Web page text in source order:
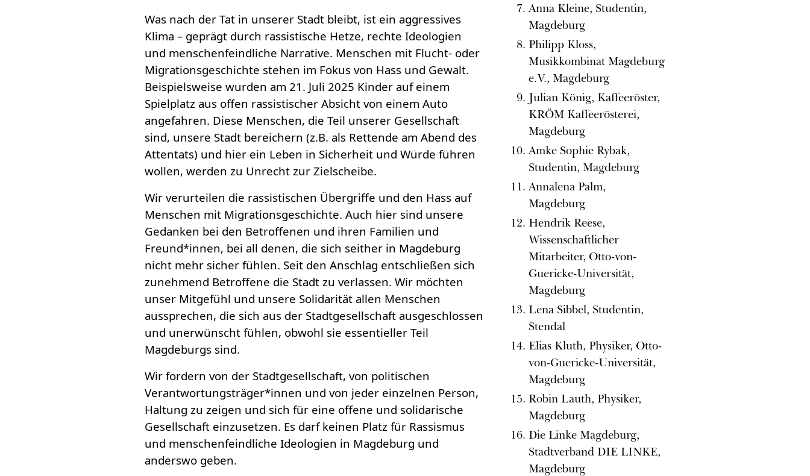
Was nach der Tat in unserer Stadt bleibt, ist ein aggressives
Klima – geprägt durch rassistische Hetze, rechte Ideologien
und menschenfeindliche Narrative. Menschen mit Flucht- oder
Migrationsgeschichte stehen im Fokus von Hass und Gewalt.
Beispielsweise wurden am 21. Juli 2025 Kinder auf einem
Spielplatz aus offen rassistischer Absicht von einem Auto
angefahren. Diese Menschen, die Teil unserer Gesellschaft
sind, unsere Stadt bereichern (z.B. als Rettende am Abend des
Attentats) und hier ein Leben in Sicherheit und Würde führen
wollen, werden zu Unrecht zur Zielscheibe.
Wir verurteilen die rassistischen Übergriffe und den Hass auf
Menschen mit Migrationsgeschichte. Auch hier sind unsere
Gedanken bei den Betroffenen und ihren Familien und
Freund*innen, bei all denen, die sich seither in Magdeburg
nicht mehr sicher fühlen. Seit den Anschlag entschließen sich
zunehmend Betroffene die Stadt zu verlassen. Wir möchten
unser Mitgefühl und unsere Solidarität allen Menschen
aussprechen, die sich aus der Stadtgesellschaft ausgeschlossen
und unerwünscht fühlen, obwohl sie essentieller Teil
Magdeburgs sind.
Wir fordern von der Stadtgesellschaft, von politischen
Verantwortungsträger*innen und von jeder einzelnen Person,
Haltung zu zeigen und sich für eine offene und solidarische
Gesellschaft einzusetzen. Es darf keinen Platz für Rassismus
und menschenfeindliche Ideologien in Magdeburg und
anderswo geben.
Anna Kleine, Studentin,
Magdeburg
Philipp Kloss,
Musikkombinat Magdeburg
e.V., Magdeburg
Julian König, Kaffeeröster,
KRÖM Kaffeerösterei,
Magdeburg
Amke Sophie Rybak,
Studentin, Magdeburg
Annalena Palm,
Magdeburg
Hendrik Reese,
Wissenschaftlicher
Mitarbeiter, Otto-von-
Guericke-Universität,
Magdeburg
Lena Sibbel, Studentin,
Stendal
Elias Kluth, Physiker, Otto-
von-Guericke-Universität,
Magdeburg
Robin Lauth, Physiker,
Magdeburg
Die Linke Magdeburg,
Stadtverband DIE LINKE,
Magdeburg